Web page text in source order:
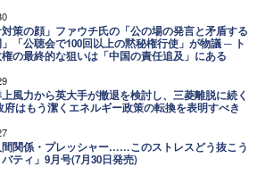
対策の顔」ファウチ氏の「公の場の発言と矛盾する
「公聴会で100回以上の黙秘権行使」が物議 ─ ト
の最終的な狙いは「中国の責任追及」にある
風力から英大手が撤退を検討し、三菱離脱に続く
はもう潔くエネルギー政策の転換を表明すべき
関係・プレッシャー……このストレスどう抜こう
バティ」9月号(7月30日発売)